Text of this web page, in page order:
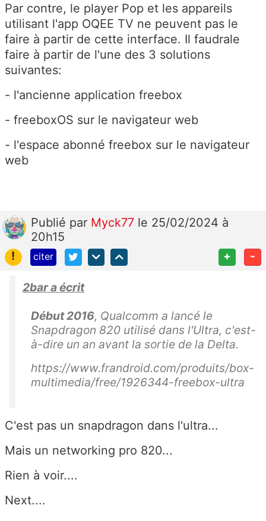
Par contre, le player Pop et les appareils
utilisant l'app OQEE TV ne peuvent pas le
faire à partir de cette interface. Il faudrale
faire à partir de l'une des 3 solutions
suivantes:
- l'ancienne application freebox
- freeboxOS sur le navigateur web
- l'espace abonné freebox sur le navigateur
web
Publié par Myck77 le 25/02/2024 à
20h15
!
citer + -
2bar a écrit
Début 2016, Qualcomm a lancé le
Snapdragon 820 utilisé dans l'Ultra, c'est-
à-dire un an avant la sortie de la Delta.
https://www.frandroid.com/produits/box-
multimedia/free/1926344-freebox-ultra
C'est pas un snapdragon dans l'ultra...
Mais un networking pro 820...
Rien à voir....
Next....